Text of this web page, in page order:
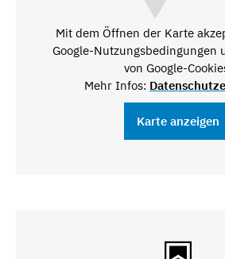
Mit dem Öffnen der Karte
Google-Nutzungsbedingungen
von Google-
Mehr Infos:
Karte anzeigen